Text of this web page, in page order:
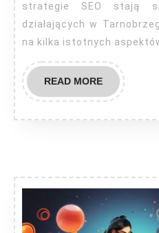
strategie SEO stają
działających w
na kilka istotnych
READ MOREREAD
MORE